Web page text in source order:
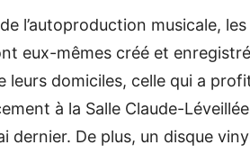
l’autoproduction musicale, les
eux-mêmes créé et
leurs domiciles, celle qui a
à la Salle Claude-
dernier. De plus, un disque